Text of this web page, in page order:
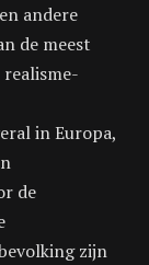
andere
de meest
in Europa,
de
zijn